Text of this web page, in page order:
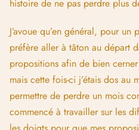
histoire de ne pas perdre plus
J’avoue qu’en général, pour
préfère aller à tâton au départ
propositions afin de bien
mais cette fois-ci j’étais dos au
permettre de perdre un mois
commencé à travailler sur les